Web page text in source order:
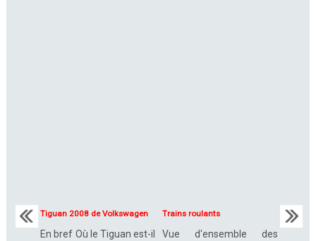
Tiguan 2008 de Volkswagen
En bref Où le Tiguan est-il
Trains roulants
Vue d'ensemble des